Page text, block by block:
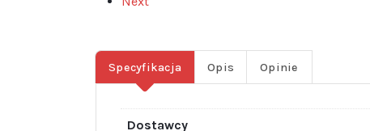
Specyfikacja Opis Opinie
Dostawcy